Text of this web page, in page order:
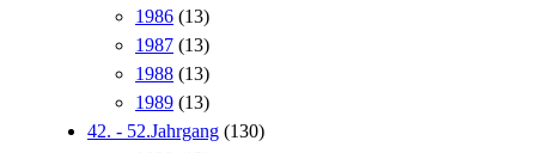
1986 (13)
1987 (13)
1988 (13)
1989 (13)
42. - 52.Jahrgang (130)